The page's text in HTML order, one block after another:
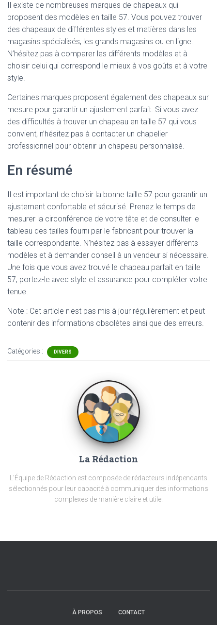
Il existe de nombreuses marques de chapeaux qui
proposent des modèles en taille 57. Vous pouvez trouver
des chapeaux de différentes styles et matières dans les
magasins spécialisés, les grands magasins ou en ligne.
N’hésitez pas à comparer les différents modèles et à
choisir celui qui correspond le mieux à vos goûts et à votre
style.
Certaines marques proposent également des chapeaux sur
mesure pour garantir un ajustement parfait. Si vous avez
des difficultés à trouver un chapeau en taille 57 qui vous
convient, n’hésitez pas à contacter un chapelier
professionnel pour obtenir un chapeau personnalisé.
En résumé
Il est important de choisir la bonne taille 57 pour garantir un
ajustement confortable et sécurisé. Prenez le temps de
mesurer la circonférence de votre tête et de consulter le
tableau des tailles fourni par le fabricant pour trouver la
taille correspondante. N’hésitez pas à essayer différents
modèles et à demander conseil à un vendeur si nécessaire.
Une fois que vous avez trouvé le chapeau parfait en taille
57, portez-le avec style et assurance pour compléter votre
tenue.
Note : Cet article n'est pas mis à jour régulièrement et peut
contenir des informations obsolètes ainsi que des erreurs.
Catégories : DIVERS
La Rédaction
L'Équipe de Rédaction est composée de rédacteurs indépendants
sélectionnés pour leur capacité à communiquer des informations
complexes de manière claire et utile.
À PROPOS CONTACT